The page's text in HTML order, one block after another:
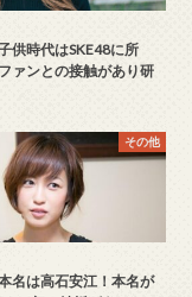
供時代はSKE48に所
ァンとの接触があり研
その他
名は高石安江！本名が